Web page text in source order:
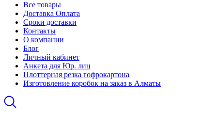
Все товары
Доставка Оплата
Сроки доставки
Контакты
О компании
Блог
Личный кабинет
Анкета для Юр. лиц
Плоттерная резка гофрокартона
Изготовление коробок на заказ в Алматы